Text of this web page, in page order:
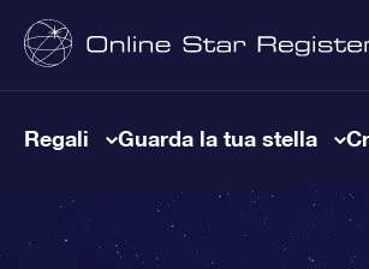
Regali Guarda la tua stella